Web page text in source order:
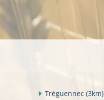
Tréguennec (3km)